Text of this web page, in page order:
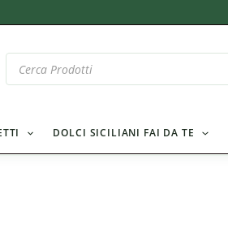
Products
search
DOLCI SICILIANI FAI DA TE